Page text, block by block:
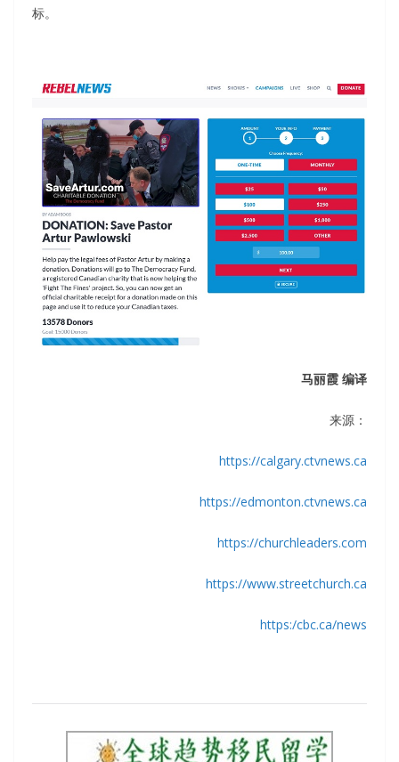
标。
马丽霞 编译
来源：
https://calgary.ctvnews.ca
https://edmonton.ctvnews.ca
https://churchleaders.com
https://www.streetchurch.ca
https:/cbc.ca/news